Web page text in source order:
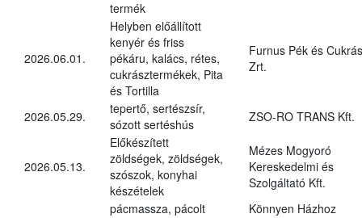
termék
2026.06.01.
Helyben előállított
kenyér és friss
pékáru, kalács, rétes,
cukrásztermékek, Pita
és Tortilla
Furnus Pék és
Zrt.
2026.05.29.
tepertő, sertészsír,
sózott sertéshús
ZSO-RO TRANS Kft.
2026.05.13.
Előkészített
zöldségek, zöldségek,
szószok, konyhai
készételek
Mézes Mogyoró
Kereskedelmi és
Szolgáltató Kft.
pácmassza, pácolt
Könnyen Házhoz